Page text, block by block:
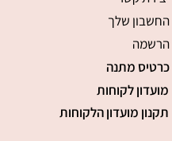
החשבון שלך
הרשמה
כרטיס מתנה
מועדון לקוחות
תקנון מועדון הלקוחות